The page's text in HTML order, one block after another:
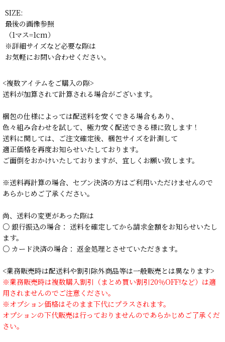
SIZE:
最後の画像参照
（1マス=1cm）
※詳細サイズなど必要な際は
お気軽にお問い合わせください。
<複数アイテムをご購入の際>
送料が加算されて計算される場合がございます。
梱包の仕様によっては配送料を安くできる場合もあり、
色々組み合わせを試して、極力安く配送できる様に致します！
送料に関しては、ご注文確定後、梱包サイズを計測して
適正価格を再度お知らせいたしております。
ご面倒をおかけいたしておりますが、宜しくお願い致します。
※送料再計算の場合、セブン決済の方はご利用いただけませんので
あらかじめご了承ください。
尚、送料の変更があった際は
○ 銀行振込の場合： 送料を確定してから請求金額をお知らせいたし
ます。
○ カード決済の場合： 返金処理とさせていただきます。
<業務販売時は配送料や割引除外商品等は一般販売とは異なります>
※業務販売時は複数購入割引（まとめ買い割引20％OFF!など）は適
用されませんのでご注意ください。
※オプション価格はそのまま下代にプラスされます。
オプションの下代販売は行っておりませんのであらかじめご了承くだ
さい。